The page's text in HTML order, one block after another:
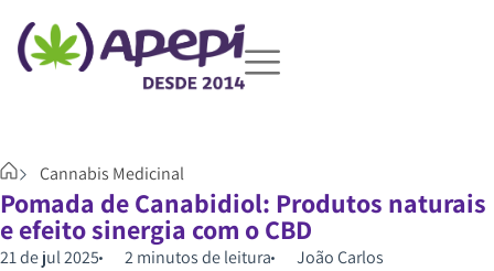
Cannabis Medicinal
Pomada de Canabidiol: Produtos naturais
e efeito sinergia com o CBD
21 de jul 2025 2 minutos de leitura João Carlos